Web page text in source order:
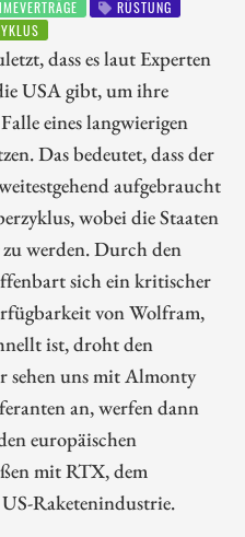
RÜSTUNG
dass es laut Experten
USA gibt, um ihre
eines langwierigen
Das bedeutet, dass der
aufgebraucht
wobei die Staaten
werden. Durch den
sich ein kritischer
von Wolfram,
ist, droht den
sehen uns mit Almonty
an, werfen dann
europäischen
mit RTX, dem
Raketenindustrie.